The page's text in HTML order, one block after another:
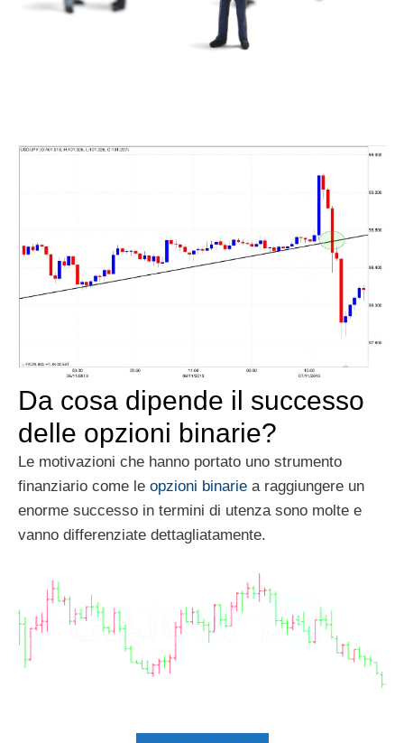
Da cosa dipende il successo
delle opzioni binarie?
Le motivazioni che hanno portato uno strumento
finanziario come le opzioni binarie a raggiungere un
enorme successo in termini di utenza sono molte e
vanno differenziate dettagliatamente.